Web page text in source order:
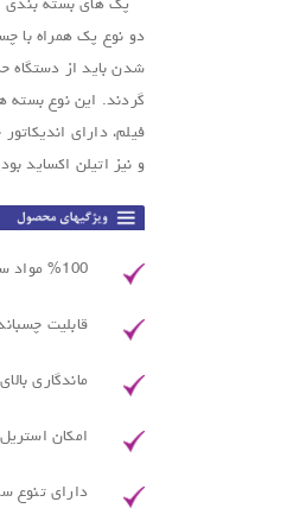
پک های بسته بندی
دو نوع پک همراه با
شدن باید از دستگاه
گردند. این نوع بسته
فیلم، دارای
و نیز اتیلن اکساید
%100 مواد سلولزی مدیکال
قابلیت
ماندگاری
امکان
دارای تنوع